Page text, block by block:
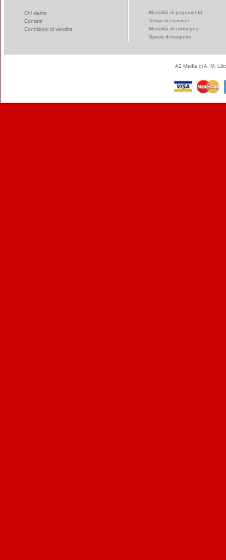
Chi siamo
Contatti
Condizioni di vendita
Modalità di pagamento
Tempi di evasione
Modalità di consegna
Spese di trasporto
A2 Media di A. M.